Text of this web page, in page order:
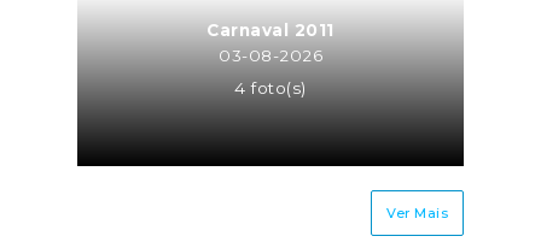
independente é equiparado a
TCO, sendo os seus honorários
recebidos pela atividade
independentes.Até quando
Carnaval 2011
03-08-2026
4 foto(s)
Ver Mais